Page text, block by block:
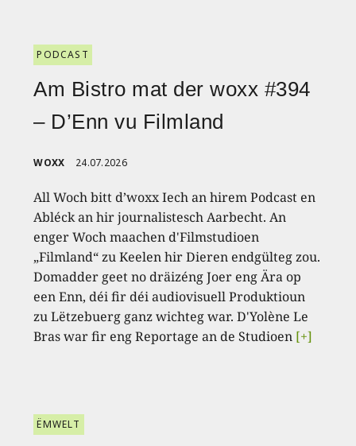
PODCAST
Am Bistro mat der woxx #394
– D’Enn vu Filmland
WOXX 24.07.2026
All Woch bitt d’woxx Iech an hirem Podcast en
Abléck an hir journalistesch Aarbecht. An
enger Woch maachen d'Filmstudioen
„Filmland“ zu Keelen hir Dieren endgülteg zou.
Domadder geet no dräizéng Joer eng Ära op
een Enn, déi fir déi audiovisuell Produktioun
zu Lëtzebuerg ganz wichteg war. D'Yolène Le
Bras war fir eng Reportage an de Studioen [+]
ËMWELT